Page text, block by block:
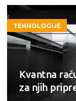
TEHNOLOGIJE
Kvantna
za njih